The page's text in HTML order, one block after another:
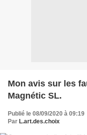
Mon avis sur les
Magnétic SL.
Publié le 08/09/2020 à 09:19
Par L.art.des.choix